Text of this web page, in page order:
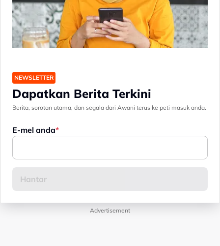
NEWSLETTER
Dapatkan Berita Terkini
Berita, sorotan utama, dan segala dari Awani terus ke peti masuk anda.
E-mel anda
Advertisement